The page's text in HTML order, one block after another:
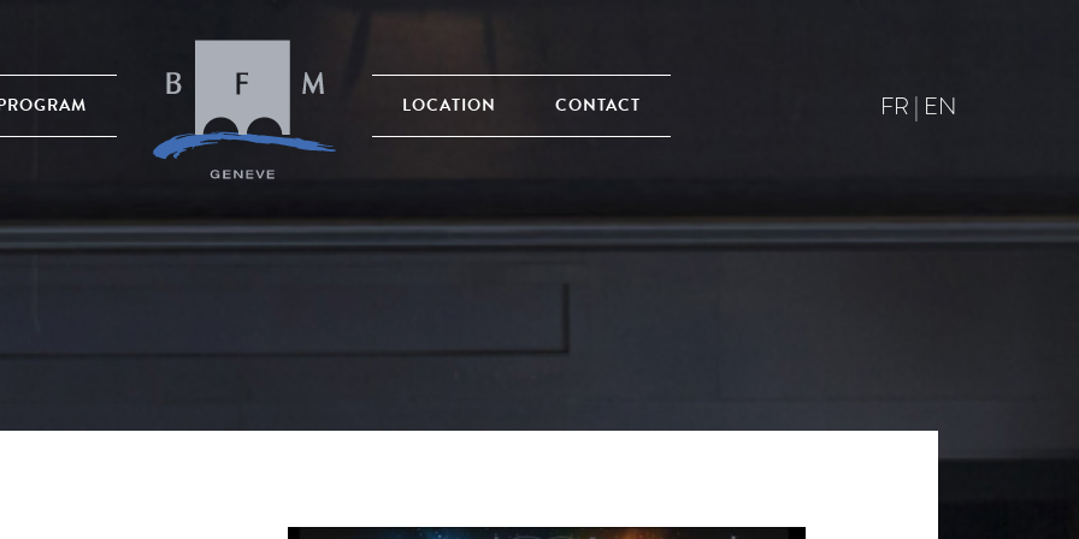
LOCATION CONTACT FR | EN